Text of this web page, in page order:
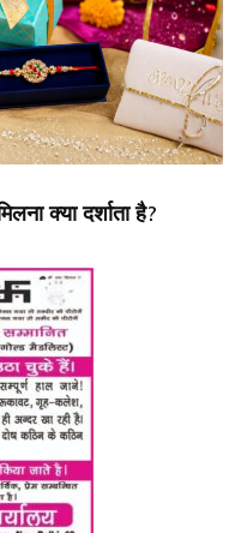
क्या दर्शाता है?